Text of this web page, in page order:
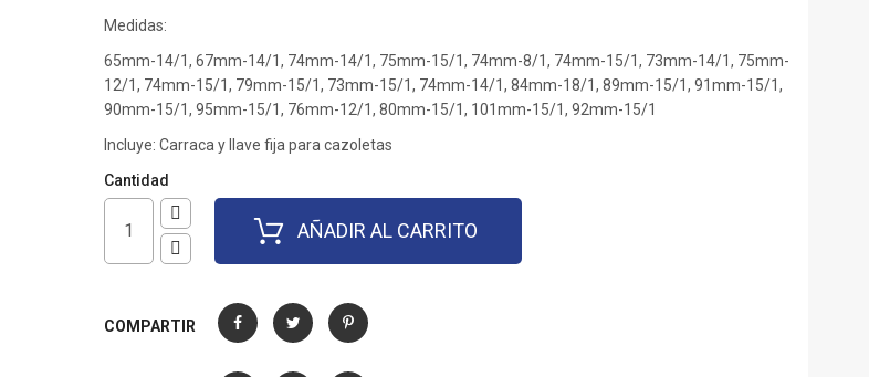
Medidas:
65mm-14/1, 67mm-14/1, 74mm-14/1, 75mm-15/1, 74mm-8/1, 74mm-15/1, 73mm-14/1, 75mm-
12/1, 74mm-15/1, 79mm-15/1, 73mm-15/1, 74mm-14/1, 84mm-18/1, 89mm-15/1, 91mm-15/1,
90mm-15/1, 95mm-15/1, 76mm-12/1, 80mm-15/1, 101mm-15/1, 92mm-15/1
Incluye: Carraca y llave fija para cazoletas
Cantidad
AÑADIR AL CARRITO
COMPARTIR
CompartirTuitear Pinterest